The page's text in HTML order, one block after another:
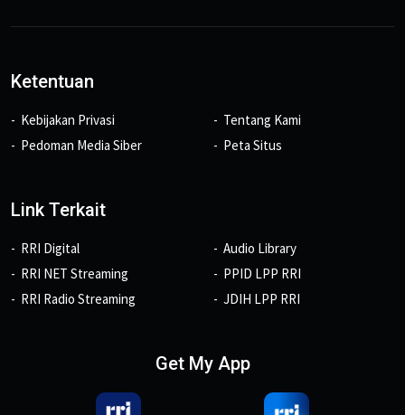
Ketentuan
Kebijakan Privasi
Pedoman Media Siber
Tentang Kami
Peta Situs
Link Terkait
RRI Digital
RRI NET Streaming
RRI Radio Streaming
Audio Library
PPID LPP RRI
JDIH LPP RRI
Get My App